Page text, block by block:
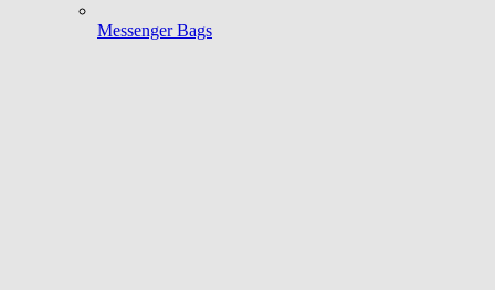
Messenger Bags